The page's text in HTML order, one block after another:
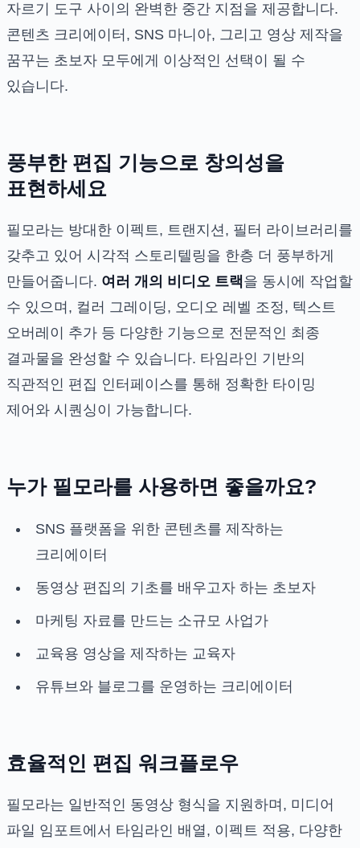
자르기 도구 사이의 완벽한 중간 지점을 제공합니다.
콘텐츠 크리에이터, SNS 마니아, 그리고 영상 제작을
꿈꾸는 초보자 모두에게 이상적인 선택이 될 수
있습니다.
풍부한 편집 기능으로 창의성을
표현하세요
필모라는 방대한 이펙트, 트랜지션, 필터 라이브러리를
갖추고 있어 시각적 스토리텔링을 한층 더 풍부하게
만들어줍니다. 여러 개의 비디오 트랙을 동시에 작업할
수 있으며, 컬러 그레이딩, 오디오 레벨 조정, 텍스트
오버레이 추가 등 다양한 기능으로 전문적인 최종
결과물을 완성할 수 있습니다. 타임라인 기반의
직관적인 편집 인터페이스를 통해 정확한 타이밍
제어와 시퀀싱이 가능합니다.
누가 필모라를 사용하면 좋을까요?
SNS 플랫폼을 위한 콘텐츠를 제작하는
크리에이터
동영상 편집의 기초를 배우고자 하는 초보자
마케팅 자료를 만드는 소규모 사업가
교육용 영상을 제작하는 교육자
유튜브와 블로그를 운영하는 크리에이터
효율적인 편집 워크플로우
필모라는 일반적인 동영상 형식을 지원하며, 미디어
파일 임포트에서 타임라인 배열, 이펙트 적용, 다양한